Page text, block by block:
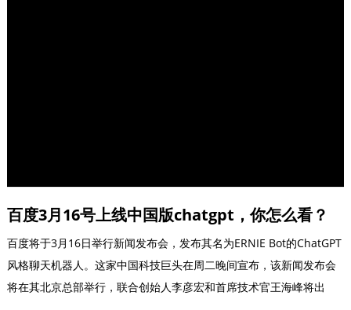
百度3月16号上线中国版chatgpt，你怎么看？
百度将于3月16日举行新闻发布会，发布其名为ERNIE Bot的ChatGPT
风格聊天机器人。这家中国科技巨头在周二晚间宣布，该新闻发布会
将在其北京总部举行，联合创始人李彦宏和首席技术官王海峰将出